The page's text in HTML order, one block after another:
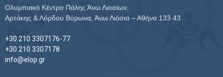
Ολυμπιακό Κέντρο Πάλης Άνω Λιοσίων,
Αρτάκης & Λόρδου Βύρωνα, Άνω Λιόσια – Αθήνα 133 43
+30 210 3307176-77
+30 210 3307178
info@elop.gr